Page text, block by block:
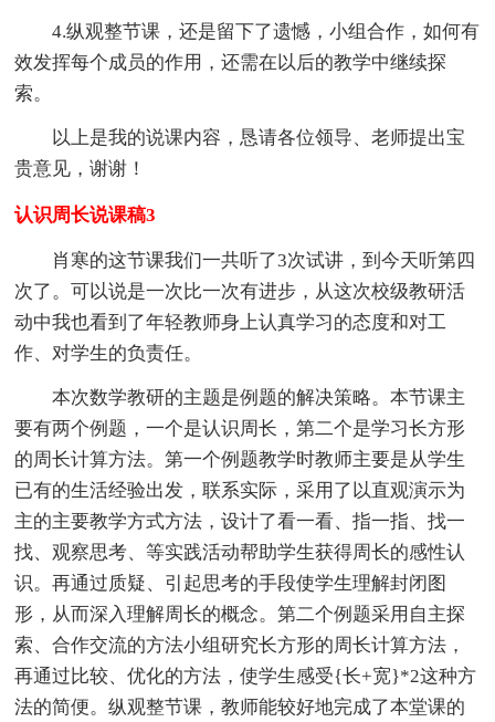
4.纵观整节课，还是留下了遗憾，小组合作，如何有
效发挥每个成员的作用，还需在以后的教学中继续探
索。
以上是我的说课内容，恳请各位领导、老师提出宝
贵意见，谢谢！
认识周长说课稿3
肖寒的这节课我们一共听了3次试讲，到今天听第四
次了。可以说是一次比一次有进步，从这次校级教研活
动中我也看到了年轻教师身上认真学习的态度和对工
作、对学生的负责任。
本次数学教研的主题是例题的解决策略。本节课主
要有两个例题，一个是认识周长，第二个是学习长方形
的周长计算方法。第一个例题教学时教师主要是从学生
已有的生活经验出发，联系实际，采用了以直观演示为
主的主要教学方式方法，设计了看一看、指一指、找一
找、观察思考、等实践活动帮助学生获得周长的感性认
识。再通过质疑、引起思考的手段使学生理解封闭图
形，从而深入理解周长的概念。第二个例题采用自主探
索、合作交流的方法小组研究长方形的周长计算方法，
再通过比较、优化的方法，使学生感受{长+宽}*2这种方
法的简便。纵观整节课，教师能较好地完成了本堂课的